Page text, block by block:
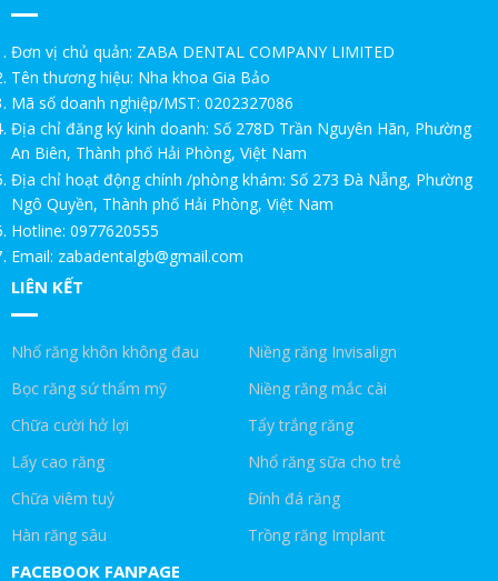
TRI ÂN KHÁCH HÀNG THÂN THIẾT – ƯU ĐÃI ĐẶC BIỆT 20%
TRI ÂN KHÁCH HÀNG THÂN THIẾT – ƯU ĐÃI ĐẶC BIỆT 20%
MỪNG 20 NĂM THÀNH LẬP – ƯU ĐÃI TRI ÂN DÀNH RIÊNG CHO
SINH VIÊN
20 NĂM ĐỒNG HÀNH – GIA BẢO GỬI LỜI TRI ÂN THẦY CÔ
ƯU ĐÃI ĐẶC BIỆT CHO KHÁCH HÀNG NGÀNH BẤT ĐỘNG SẢN.
CHỨC NĂNG CỦA RĂNG KHÔN!NHA KHOA GIA BẢO
Trồng răng Implant ăn hạt cứng thoải mái|Nha Khoa Gia Bảo
Trồng răng Implant ở Gia Bảo như ở Mỹ|Nha Khoa Gia Bảo
Trồng răng Implant ăn nhai thế nào?!Nha Khoa Gia Bảo
Đơn vị chủ quản: ZABA DENTAL COMPANY LIMITED
Tên thương hiệu: Nha khoa Gia Bảo
Mã số doanh nghiệp/MST: 0202327086
Địa chỉ đăng ký kinh doanh: Số 278D Trần Nguyên Hãn, Phường
An Biên, Thành phố Hải Phòng, Việt Nam
Địa chỉ hoạt động chính /phòng khám: Số 273 Đà Nẵng, Phường
Ngô Quyền, Thành phố Hải Phòng, Việt Nam
Hotline: 0977620555
Email: zabadentalgb@gmail.com
LIÊN KẾT
Nhổ răng khôn không đau
Niềng răng Invisalign
Bọc răng sứ thẩm mỹ
Niềng răng mắc cài
Chữa cười hở lợi
Tẩy trắng răng
Lấy cao răng
Nhổ răng sữa cho trẻ
Chữa viêm tuỷ
Đính đá răng
Hàn răng sâu
Trồng răng Implant
FACEBOOK FANPAGE